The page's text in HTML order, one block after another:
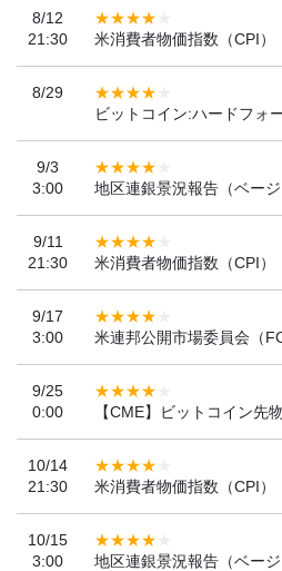
8/12
21:30
米消費者物価指数（CPI）
8/29
ビットコイン:ハードフォ
9/3
3:00
地区連銀景況報告（ベージ
9/11
21:30
米消費者物価指数（CPI）
9/17
3:00
米連邦公開市場委員会（
9/25
0:00
【CME】ビットコイン先
10/14
21:30
米消費者物価指数（CPI）
10/15
3:00
地区連銀景況報告（ベージ